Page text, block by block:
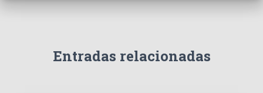
Entradas relacionadas